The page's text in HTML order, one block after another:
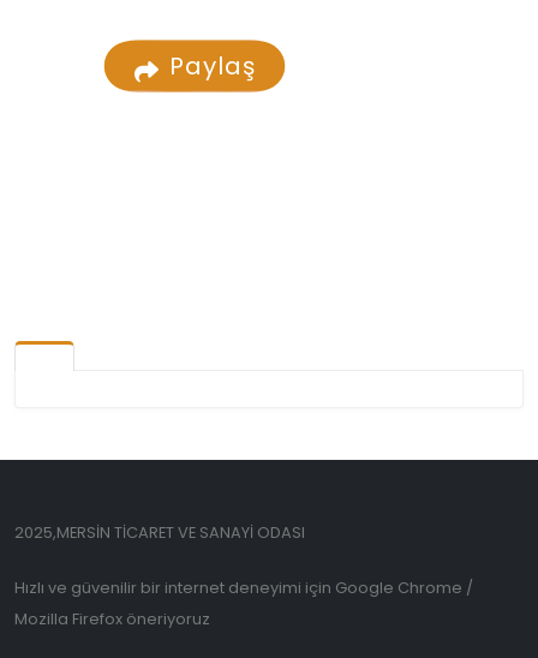
Paylaş
2025,MERSİN TİCARET VE SANAYİ ODASI
Hızlı ve güvenilir bir internet deneyimi için Google Chrome /
Mozilla Firefox öneriyoruz